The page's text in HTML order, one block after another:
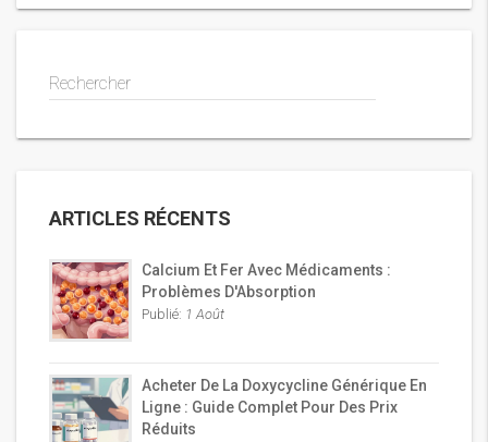
Rechercher
ARTICLES RÉCENTS
Calcium Et Fer Avec Médicaments :
Problèmes D'Absorption
Publié: 1 Août
Acheter De La Doxycycline Générique En
Ligne : Guide Complet Pour Des Prix
Réduits